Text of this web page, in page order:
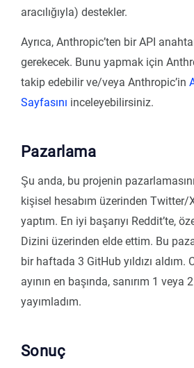
aracılığıyla) destekler.
Ayrıca, Anthropic’ten bir API
gerekecek. Bunu yapmak için
takip edebilir ve/veya Anthropic’in
Sayfasını inceleyebilirsiniz.
Pazarlama
Şu anda, bu projenin
kişisel hesabım üzerinden Twitter/
yaptım. En iyi başarıyı Reddit’te,
Dizini üzerinden elde ettim. Bu
bir haftada 3 GitHub yıldızı aldım.
ayının en başında, sanırım 1 veya
yayımladım.
Sonuç